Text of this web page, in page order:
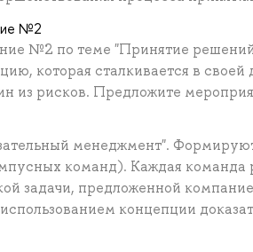
№2
№2 по теме "Принятие решений
которая сталкивается в
из рисков. Предложите
менеджмент".
команд). Каждая команда
задачи, предложенной
концепции